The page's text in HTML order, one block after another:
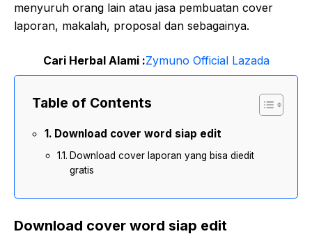
menyuruh orang lain atau jasa pembuatan cover
laporan, makalah, proposal dan sebagainya.
Cari Herbal Alami :Zymuno Official Lazada
Table of Contents
Download cover word siap edit
Download cover laporan yang bisa diedit
gratis
Download cover word siap edit